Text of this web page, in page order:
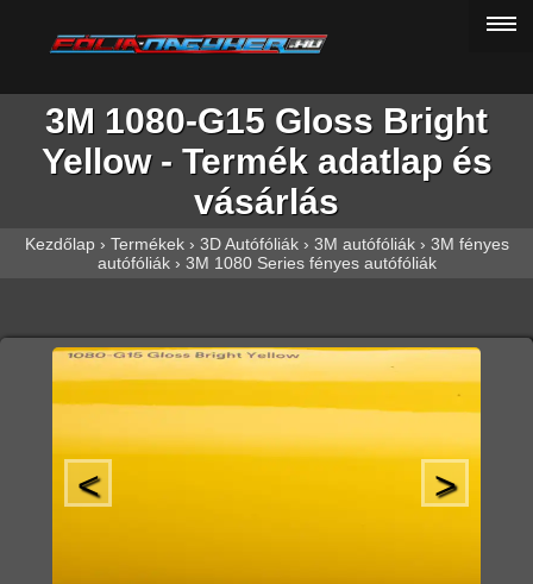
3M 1080-G15 Gloss Bright
Yellow - Termék adatlap és
vásárlás
Kezdőlap› Termékek› 3D Autófóliák› 3M autófóliák› 3M fényes
autófóliák› 3M 1080 Series fényes autófóliák
< >